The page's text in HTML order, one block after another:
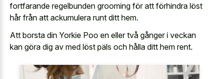
fortfarande regelbunden grooming för att förhindra löst
hår från att ackumulera runt ditt hem.
Att borsta din Yorkie Poo en eller två gånger i veckan
kan göra dig av med löst päls och hålla ditt hem rent.